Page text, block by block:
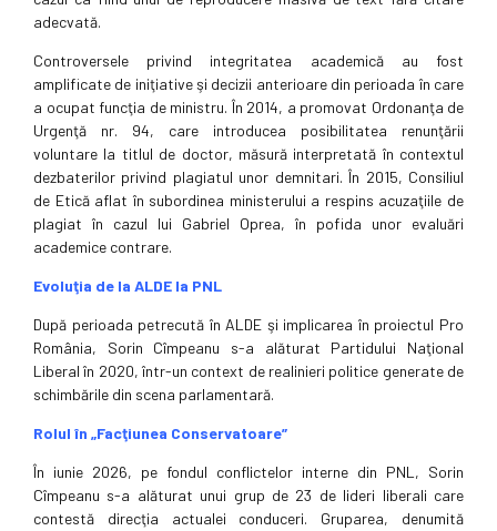
adecvată.
Controversele privind integritatea academică au fost
amplificate de iniţiative şi decizii anterioare din perioada în care
a ocupat funcţia de ministru. În 2014, a promovat Ordonanţa de
Urgenţă nr. 94, care introducea posibilitatea renunţării
voluntare la titlul de doctor, măsură interpretată în contextul
dezbaterilor privind plagiatul unor demnitari. În 2015, Consiliul
de Etică aflat în subordinea ministerului a respins acuzaţiile de
plagiat în cazul lui Gabriel Oprea, în pofida unor evaluări
academice contrare.
Evoluţia de la ALDE la PNL
După perioada petrecută în ALDE şi implicarea în proiectul Pro
România, Sorin Cîmpeanu s-a alăturat Partidului Naţional
Liberal în 2020, într-un context de realinieri politice generate de
schimbările din scena parlamentară.
Rolul în „Facţiunea Conservatoare”
În iunie 2026, pe fondul conflictelor interne din PNL, Sorin
Cîmpeanu s-a alăturat unui grup de 23 de lideri liberali care
contestă direcţia actualei conduceri. Gruparea, denumită